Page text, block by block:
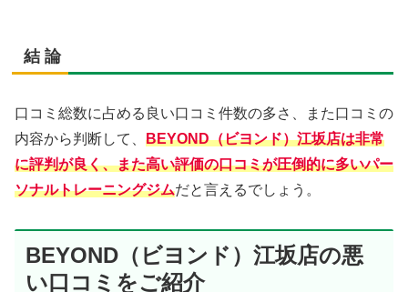
結 論
口コミ総数に占める良い口コミ件数の多さ、また口コミの
内容から判断して、 BEYOND（ビヨンド）江坂店は非常
に評判が良く、また高い評価の口コミが圧倒的に多いパー
ソナルトレーニングジムだと言えるでしょう。
BEYOND（ビヨンド）江坂店の悪
い口コミをご紹介